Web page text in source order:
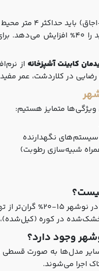
باشد. در فضاهای کوچک نوشهر،
کابینت آشپزخانهاز
ویژگی‌ها متمایز هستیم:
نگهدارنده
شبیه‌سازی رطوبت)
به دلیل هزینه
کوره (کیل‌شده)، این شکاف
وجود دارد؟
مدل‌ها به صورت قسطی تا 18 ماه فراهم است.
اجرا می‌شوند.